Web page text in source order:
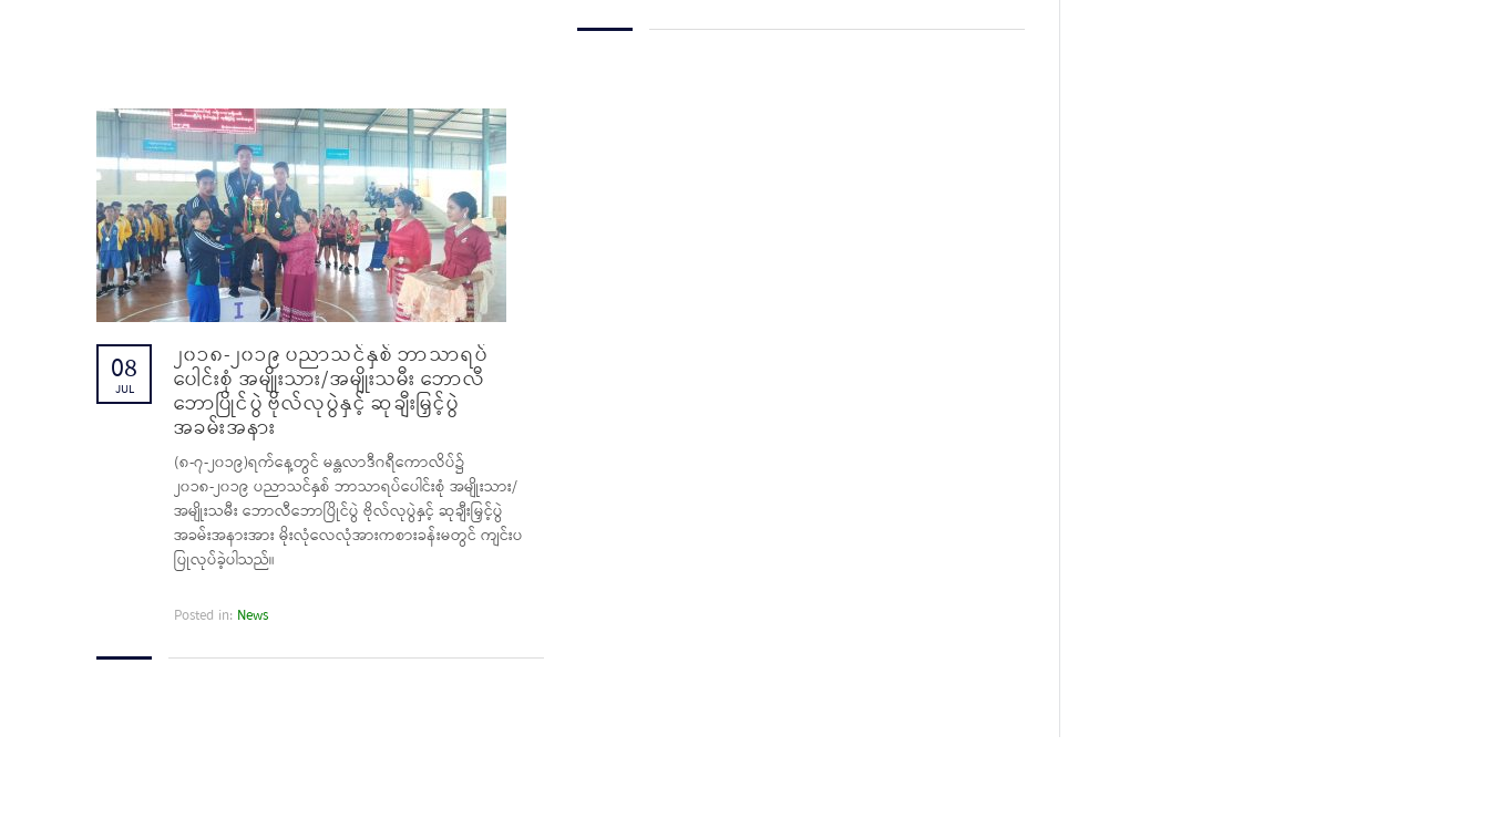
08
JUL
၂၀၁၈-၂၀၁၉ ပညာသင်နှစ် ဘာသာရပ်
ပေါင်းစုံ အမျိုးသား/အမျိုးသမီး ဘောလီ
ဘောပြိုင်ပွဲ ဗိုလ်လုပွဲနှင့် ဆုချီးမြှင့်ပွဲ
အခမ်းအနား
(၈-၇-၂၀၁၉)ရက်နေ့တွင် မန္တလာဒီဂရီကောလိပ်၌
၂၀၁၈-၂၀၁၉ ပညာသင်နှစ် ဘာသာရပ်ပေါင်းစုံ အမျိုးသား/
အမျိုးသမီး ဘောလီဘောပြိုင်ပွဲ ဗိုလ်လုပွဲနှင့် ဆုချီးမြှင့်ပွဲ
အခမ်းအနားအား မိုးလုံလေလုံအားကစားခန်းမတွင် ကျင်းပ
ပြုလုပ်ခဲ့ပါသည်။
Posted in: News